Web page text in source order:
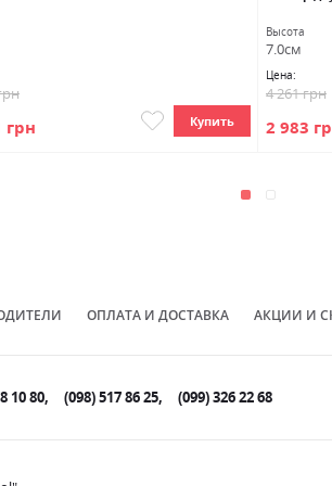
грн Купить
Высота
7.0см
Цена:
2 983
4 261 грн
ОПЛАТА И ДОСТАВКА АКЦИИ И
10 80 (098) 517 86 25 (099) 326 22 68